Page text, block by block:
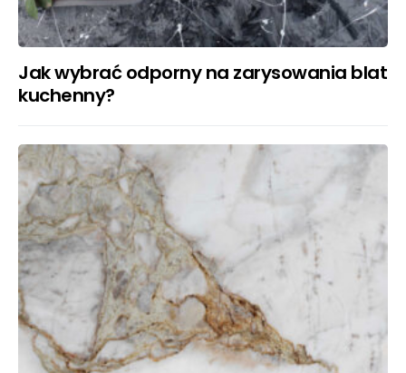
Jak wybrać odporny na zarysowania blat
kuchenny?